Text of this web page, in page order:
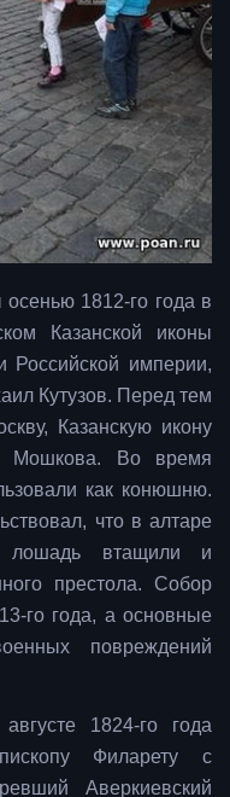
1812-го года в
Казанской иконы
Российской империи,
Кутузов. Перед тем
Казанскую икону
Мошкова. Во время
как конюшню.
что в алтаре
лошадь втащили и
престола. Собор
го года, а основные
повреждений
1824-го года
Филарету с
Аверкиевский